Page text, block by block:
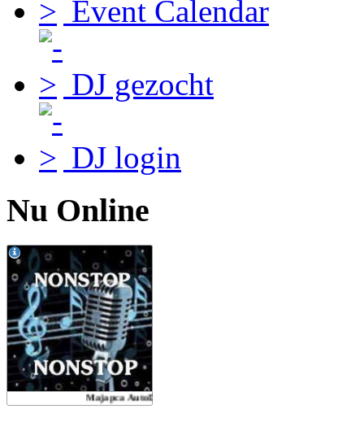
Event Calendar
DJ gezocht
DJ login
Nu Online